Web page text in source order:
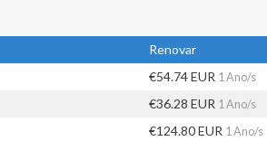
Renovar
€54.74 EUR 1 Ano/s
€36.28 EUR 1 Ano/s
€124.80 EUR 1 Ano/s